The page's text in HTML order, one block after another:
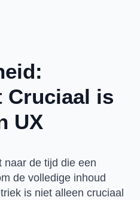
Cruciaal is
UX
naar de tijd die een
de volledige inhoud
is niet alleen cruciaal